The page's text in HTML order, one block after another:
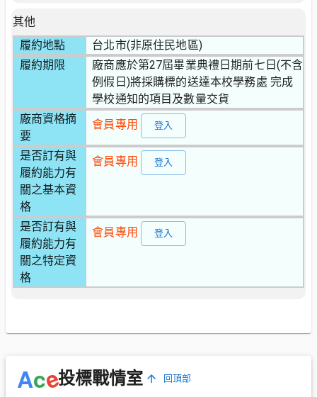
其他
履約地點
台北市(非原住民地區)
履約期限
廠商應於第27屆畢業典禮日期前七日(不含
例假日)將採購標的送達本校學務處 完成
學校通知的項目及數量交貨
廠商資格摘
要
會員專用 登入
是否訂有與
履約能力有
關之基本資
格
會員專用 登入
是否訂有與
履約能力有
關之特定資
格
會員專用 登入
Ace投標戰情室 回頂部